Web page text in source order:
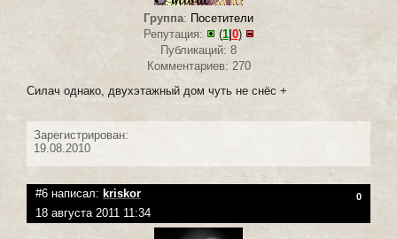
Группа: Посетители
Репутация:
(1| 0)
Публикаций: 8
Комментариев: 270
Силач однако, двухэтажный дом чуть не снёс +
Зарегистрирован:
19.08.2010
#6 написал: kriskor 0
18 августа 2011 11:34